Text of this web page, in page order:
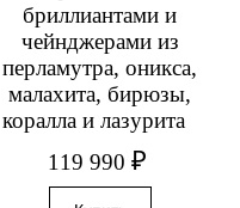
бриллиантами и
чейнджерами из
перламутра, оникса,
малахита, бирюзы,
коралла и лазурита
119 990 ₽